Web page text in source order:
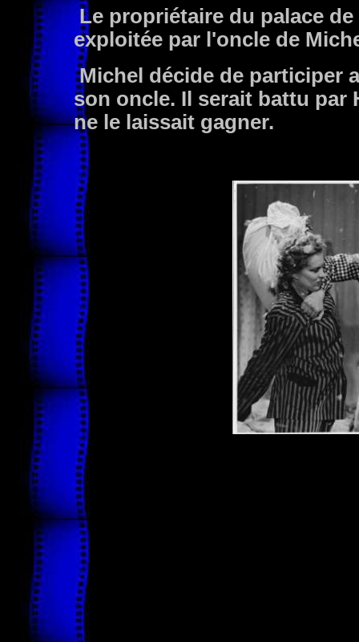
Le propriétaire du palace
exploitée par l'oncle de
Michel décide de participer
son oncle. Il serait battu par
ne le laissait gagner.